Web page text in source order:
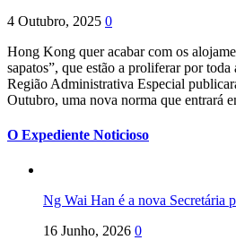
4 Outubro, 2025 0
Hong Kong quer acabar com os
sapatos”, que estão a proliferar por
Região Administrativa Especial
Outubro, uma nova norma que entrará
O Expediente Noticioso
Ng Wai Han é a nova Secretária
16 Junho, 2026 0